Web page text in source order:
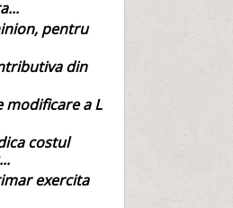
pentru
din
modificare a L
costul
exercita